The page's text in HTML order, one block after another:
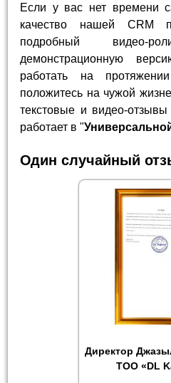
Если у вас нет времени
качество нашей CRM
подробный видео-
демонстрационную
работать на
положитесь на чужой
текстовые и видео-
работает в "
Один случайный
Директор
ТОО «DL